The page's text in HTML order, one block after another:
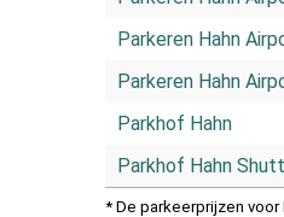
Parkeren Hahn
Parkeren Hahn
Parkhof Hahn
Parkhof Hahn
* De parkeerprijzen